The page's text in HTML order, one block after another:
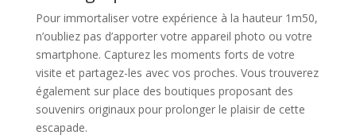
Pour immortaliser votre expérience à la hauteur 1m50,
n’oubliez pas d’apporter votre appareil photo ou votre
smartphone. Capturez les moments forts de votre
visite et partagez-les avec vos proches. Vous trouverez
également sur place des boutiques proposant des
souvenirs originaux pour prolonger le plaisir de cette
escapade.